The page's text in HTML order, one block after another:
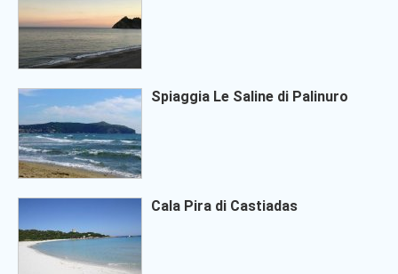
Spiaggia Le Saline di Palinuro
Cala Pira di Castiadas